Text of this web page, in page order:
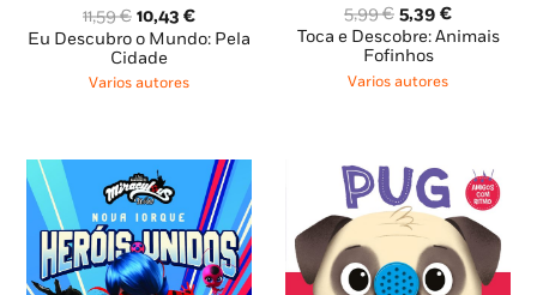
11,59€ O
preço
original
era:
10,43 €O
preço
Eu Descubro o Mundo: Pela
Cidade
Varios autores
5,99€ O
preço
original
era:
5,39€O
preço
Toca e Descobre: Animais
Fofinhos
Varios autores